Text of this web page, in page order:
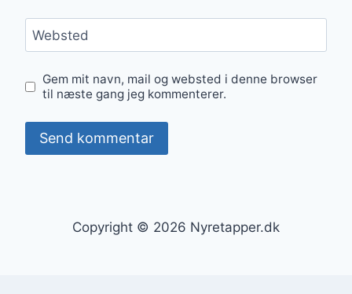
Websted
Gem mit navn, mail og websted i denne browser
til næste gang jeg kommenterer.
Copyright © 2026 Nyretapper.dk